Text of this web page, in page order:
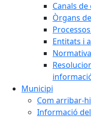
Canals
Òrgans
Entitats i
Municipi
Com arribar-hi
Informació